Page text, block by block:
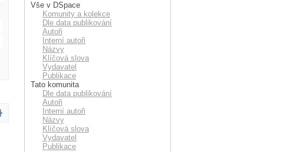
Vše v DSpace
Komunity a kolekce
Dle data publikování
Autoři
Interní autoři
Názvy
Klíčová slova
Vydavatel
Publikace
Tato komunita
Dle data publikování
Autoři
Interní autoři
Názvy
Klíčová slova
Vydavatel
Publikace